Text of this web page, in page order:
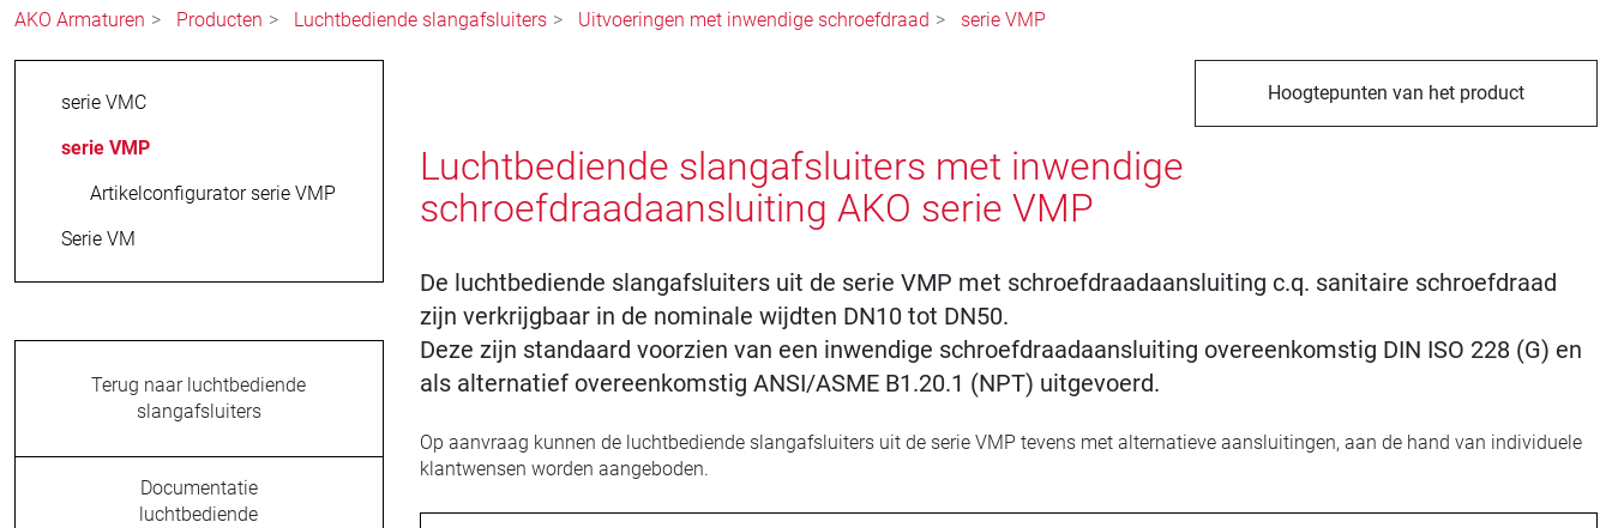
AKO Armaturen Producten Luchtbediende slangafsluiters Uitvoeringen met inwendige schroefdraad serie VMP
serie VMC
serie VMP
Artikelconfigurator serie VMP
Serie VM
Terug naar luchtbediende
slangafsluiters
Documentatie
luchtbediende
Hoogtepunten van het product
Luchtbediende slangafsluiters met inwendige
schroefdraadaansluiting AKO serie VMP
De luchtbediende slangafsluiters uit de serie VMP met schroefdraadaansluiting c.q. sanitaire schroefdraad
zijn verkrijgbaar in de nominale wijdten DN10 tot DN50.
Deze zijn standaard voorzien van een inwendige schroefdraadaansluiting overeenkomstig DIN ISO 228 (G) en
als alternatief overeenkomstig ANSI/ASME B1.20.1 (NPT) uitgevoerd.
Op aanvraag kunnen de luchtbediende slangafsluiters uit de serie VMP tevens met alternatieve aansluitingen, aan de hand van individuele
klantwensen worden aangeboden.